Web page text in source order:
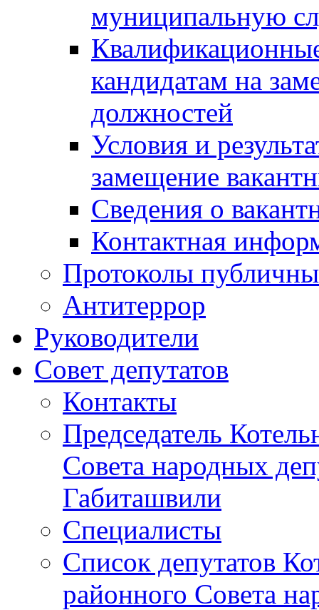
муниципальную
кандидатам на
должностей
Условия и
замещение
Сведения о
Контактная
Протоколы
Антитеррор
Руководители
Совет депутатов
Контакты
Председатель
Совета народных
Габиташвили
Специалисты
Список депутатов
районного Совета